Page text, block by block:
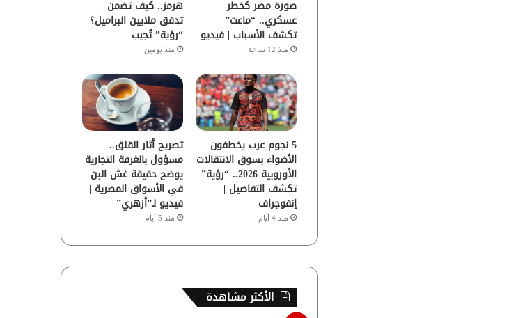
م
صورة مصر كخطر
عسكري.. “ماعت”
تكشف الأسباب | فيديو
منذ 12 ساعة
هرمز.. كيف تضمن
تدفق ملايين البراميل؟
“رؤية” تُجيب
منذ يومين
5 نجوم عرب يخطفون
الأضواء بسوق الانتقالات
الأوروبية 2026.. “رؤية”
تكشف التفاصيل |
إنفوجراف
منذ 4 أيام
تصريح أثار القلق..
مسؤول بالغرفة التجارية
يوضح حقيقة غش البن
في الأسواق المصرية |
فيديو لـ”أزهري”
منذ 5 أيام
الأكثر مشاهدة